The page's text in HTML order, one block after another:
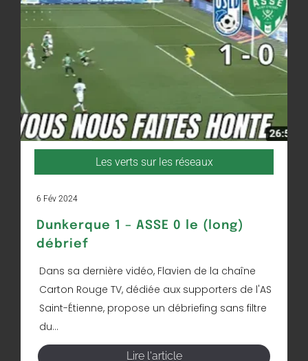
Les verts sur les réseaux
6 Fév 2024
Dunkerque 1 – ASSE 0 le (long)
débrief
Dans sa dernière vidéo, Flavien de la chaîne
Carton Rouge TV, dédiée aux supporters de l'AS
Saint-Étienne, propose un débriefing sans filtre
du...
Lire l'article